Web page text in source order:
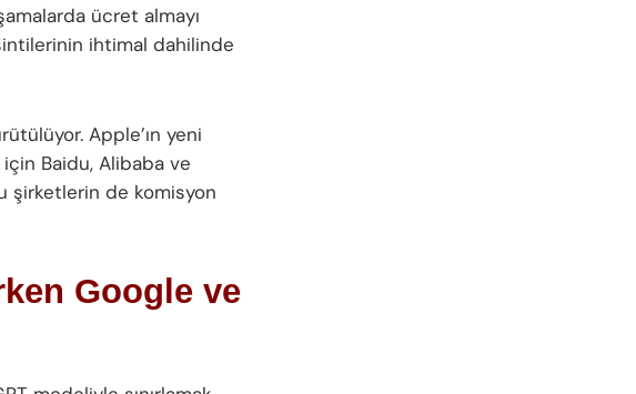
ücret almayı
ihtimal dahilinde
Apple’ın yeni
Baidu, Alibaba ve
şirketlerin de komisyon
Google ve